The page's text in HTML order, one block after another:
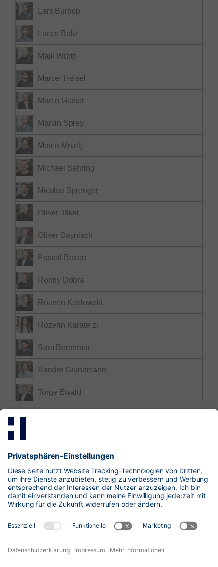
Lars Burhop
Lucas Boltz
Maik Würth
Marcel Heisel
Martin Glaser
Marvin Sprey
Mateo Mrvelj
Michael Sehring
Nicolas Sprenger
Oliver Jäkel
Oliver Saynisch
Pascal Boxen
Ronny Dobra
Rouven Koslowski
Rozerin Karaterzi
Sam Berahman
Sandro Grundmann
Torge Ewald
Mastodon
LinkedIn
Xing